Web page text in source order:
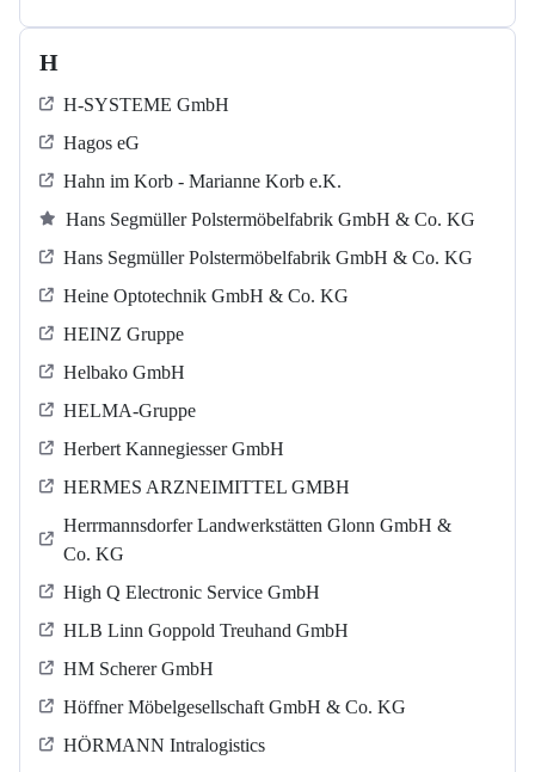
H
H-SYSTEME GmbH
Hagos eG
Hahn im Korb - Marianne Korb e.K.
Hans Segmüller Polstermöbelfabrik GmbH & Co. KG
Hans Segmüller Polstermöbelfabrik GmbH & Co. KG
Heine Optotechnik GmbH & Co. KG
HEINZ Gruppe
Helbako GmbH
HELMA-Gruppe
Herbert Kannegiesser GmbH
HERMES ARZNEIMITTEL GMBH
Herrmannsdorfer Landwerkstätten Glonn GmbH &
Co. KG
High Q Electronic Service GmbH
HLB Linn Goppold Treuhand GmbH
HM Scherer GmbH
Höffner Möbelgesellschaft GmbH & Co. KG
HÖRMANN Intralogistics